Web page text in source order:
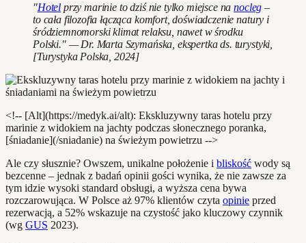
"Hotel przy marinie to dziś nie tylko miejsce nanocleg –
to cała filozofia łącząca komfort, doświadczenie natury i
śródziemnomorski klimat relaksu, nawet w środku
Polski." — Dr. Marta Szymańska, ekspertka ds. turystyki,
[Turystyka Polska, 2024]
<!-- [Alt](https://medyk.ai/alt): Ekskluzywny taras hotelu przy
marinie z widokiem na jachty podczas słonecznego poranka,
[śniadanie](/sniadanie) na świeżym powietrzu -->
Ale czy słusznie? Owszem, unikalne położenie i bliskość wody są
bezcenne – jednak z badań opinii gości wynika, że nie zawsze za
tym idzie wysoki standard obsługi, a wyższa cena bywa
rozczarowująca. W Polsce aż 97% klientów czyta opinie przed
rezerwacją, a 52% wskazuje na czystość jako kluczowy czynnik
(wg GUS 2023).